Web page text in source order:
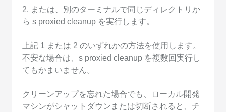
2. または、別のターミナルで同じディレクトリか
ら s proxied cleanup を実行します。
上記 1 または 2 のいずれかの方法を使用します。
不安な場合は、s proxied cleanup を複数回実行し
てもかまいません。
クリーンアップを忘れた場合でも、ローカル開発
マシンがシャットダウンまたは切断されると、チ